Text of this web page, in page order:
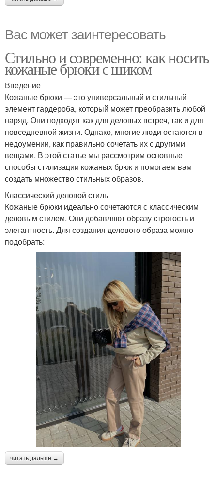
Вас может заинтересовать
Стильно и современно: как носить
кожаные брюки с шиком
Введение
Кожаные брюки — это универсальный и стильный
элемент гардероба, который может преобразить любой
наряд. Они подходят как для деловых встреч, так и для
повседневной жизни. Однако, многие люди остаются в
недоумении, как правильно сочетать их с другими
вещами. В этой статье мы рассмотрим основные
способы стилизации кожаных брюк и помогаем вам
создать множество стильных образов.
Классический деловой стиль
Кожаные брюки идеально сочетаются с классическим
деловым стилем. Они добавляют образу строгость и
элегантность. Для создания делового образа можно
подобрать:
читать дальше →